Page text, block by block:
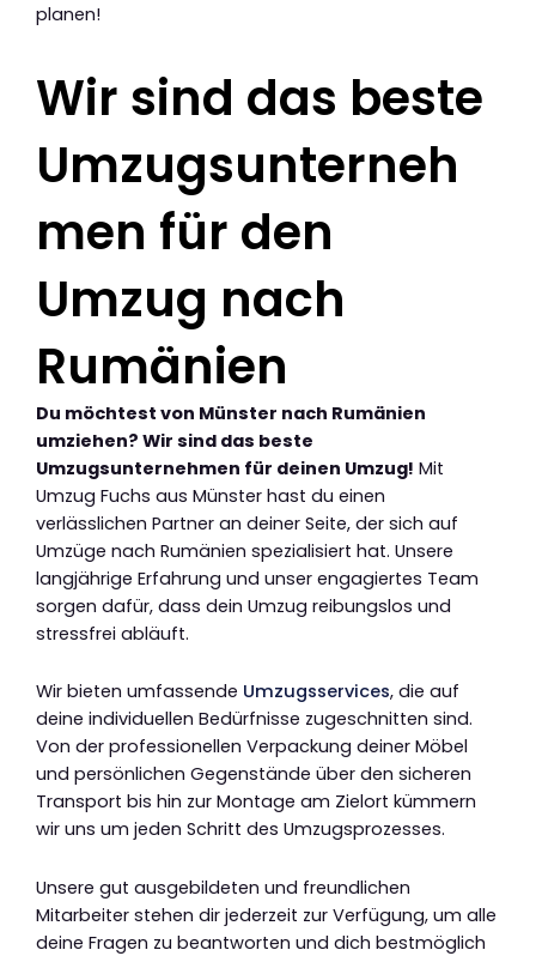
planen!
Wir sind das beste
Umzugsunterneh
men für den
Umzug nach
Rumänien
Du möchtest von Münster nach Rumänien
umziehen? Wir sind das beste
Umzugsunternehmen für deinen Umzug! Mit
Umzug Fuchs aus Münster hast du einen
verlässlichen Partner an deiner Seite, der sich auf
Umzüge nach Rumänien spezialisiert hat. Unsere
langjährige Erfahrung und unser engagiertes Team
sorgen dafür, dass dein Umzug reibungslos und
stressfrei abläuft.
Wir bieten umfassende Umzugsservices, die auf
deine individuellen Bedürfnisse zugeschnitten sind.
Von der professionellen Verpackung deiner Möbel
und persönlichen Gegenstände über den sicheren
Transport bis hin zur Montage am Zielort kümmern
wir uns um jeden Schritt des Umzugsprozesses.
Unsere gut ausgebildeten und freundlichen
Mitarbeiter stehen dir jederzeit zur Verfügung, um alle
deine Fragen zu beantworten und dich bestmöglich